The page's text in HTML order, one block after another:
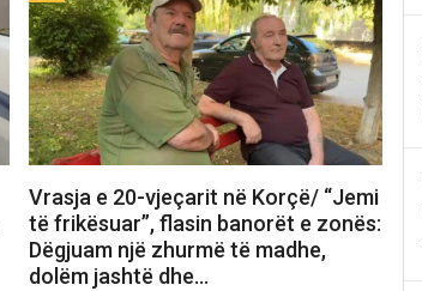
Vrasja e 20-vjeçarit në Korçë/ “Jemi
të frikësuar”, flasin banorët e zonës:
Dëgjuam një zhurmë të madhe,
dolëm jashtë dhe…